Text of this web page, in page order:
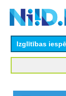
Izglītības